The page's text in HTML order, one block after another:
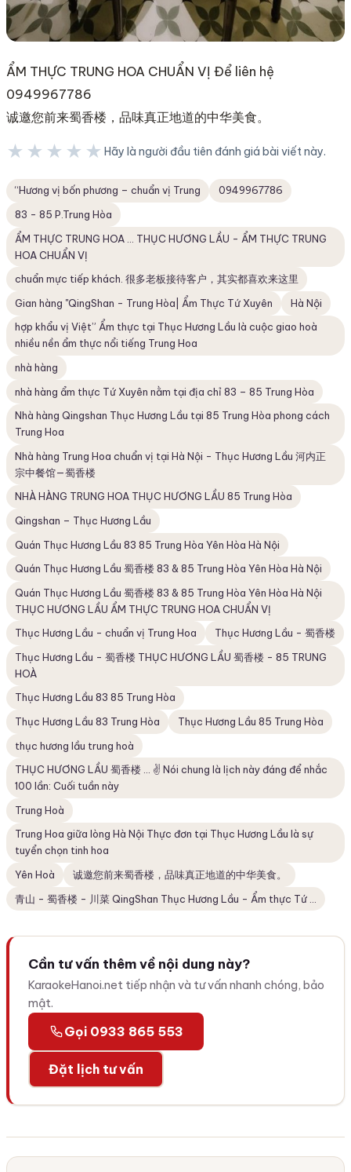
ẨM THỰC TRUNG HOA CHUẨN VỊ Để liên hệ
0949967786
诚邀您前来蜀香楼，品味真正地道的中华美食。
★★★★★ Hãy là người đầu tiên đánh giá bài viết này.
“Hương vị bốn phương – chuẩn vị Trung
0949967786
83 - 85 P.Trung Hòa
ẨM THỰC TRUNG HOA ... THỤC HƯƠNG LẦU - ẨM THỰC TRUNG
HOA CHUẨN VỊ
chuẩn mực tiếp khách. 很多老板接待客户，其实都喜欢来这里
Gian hàng "QingShan - Trung Hòa| Ẩm Thực Tứ Xuyên
Hà Nội
hợp khẩu vị Việt” Ẩm thực tại Thục Hương Lầu là cuộc giao hoà
nhiều nền ẩm thực nổi tiếng Trung Hoa
nhà hàng
nhà hàng ẩm thực Tứ Xuyên nằm tại địa chỉ 83 – 85 Trung Hòa
Nhà hàng Qingshan Thục Hương Lầu tại 85 Trung Hòa phong cách
Trung Hoa
Nhà hàng Trung Hoa chuẩn vị tại Hà Nội - Thục Hương Lầu 河内正
宗中餐馆—蜀香楼
NHÀ HÀNG TRUNG HOA THỤC HƯƠNG LẦU 85 Trung Hòa
Qingshan – Thục Hương Lầu
Quán Thục Hương Lầu 83 85 Trung Hòa Yên Hòa Hà Nội
Quán Thục Hương Lầu 蜀香楼 83 & 85 Trung Hòa Yên Hòa Hà Nội
Quán Thục Hương Lầu 蜀香楼 83 & 85 Trung Hòa Yên Hòa Hà Nội
THỤC HƯƠNG LẦU ẨM THỰC TRUNG HOA CHUẨN VỊ
Thục Hương Lầu - chuẩn vị Trung Hoa
Thục Hương Lầu - 蜀香楼
Thục Hương Lầu - 蜀香楼 THỤC HƯƠNG LẦU 蜀香楼 - 85 TRUNG
HOÀ
Thục Hương Lầu 83 85 Trung Hòa
Thục Hương Lầu 83 Trung Hòa
Thục Hương Lầu 85 Trung Hòa
thục hương lầu trung hoà
THỤC HƯƠNG LẦU 蜀香楼 ... ✌️ Nói chung là lịch này đáng để nhắc
100 lần: Cuối tuần này
Trung Hoà
Trung Hoa giữa lòng Hà Nội Thực đơn tại Thục Hương Lầu là sự
tuyển chọn tinh hoa
Yên Hoà
诚邀您前来蜀香楼，品味真正地道的中华美食。
青山 - 蜀香楼 - 川菜 QingShan Thục Hương Lầu - Ẩm thực Tứ ...
Cần tư vấn thêm về nội dung này?
KaraokeHanoi.net tiếp nhận và tư vấn nhanh chóng, bảo
mật.
Gọi 0933 865 553
Đặt lịch tư vấn